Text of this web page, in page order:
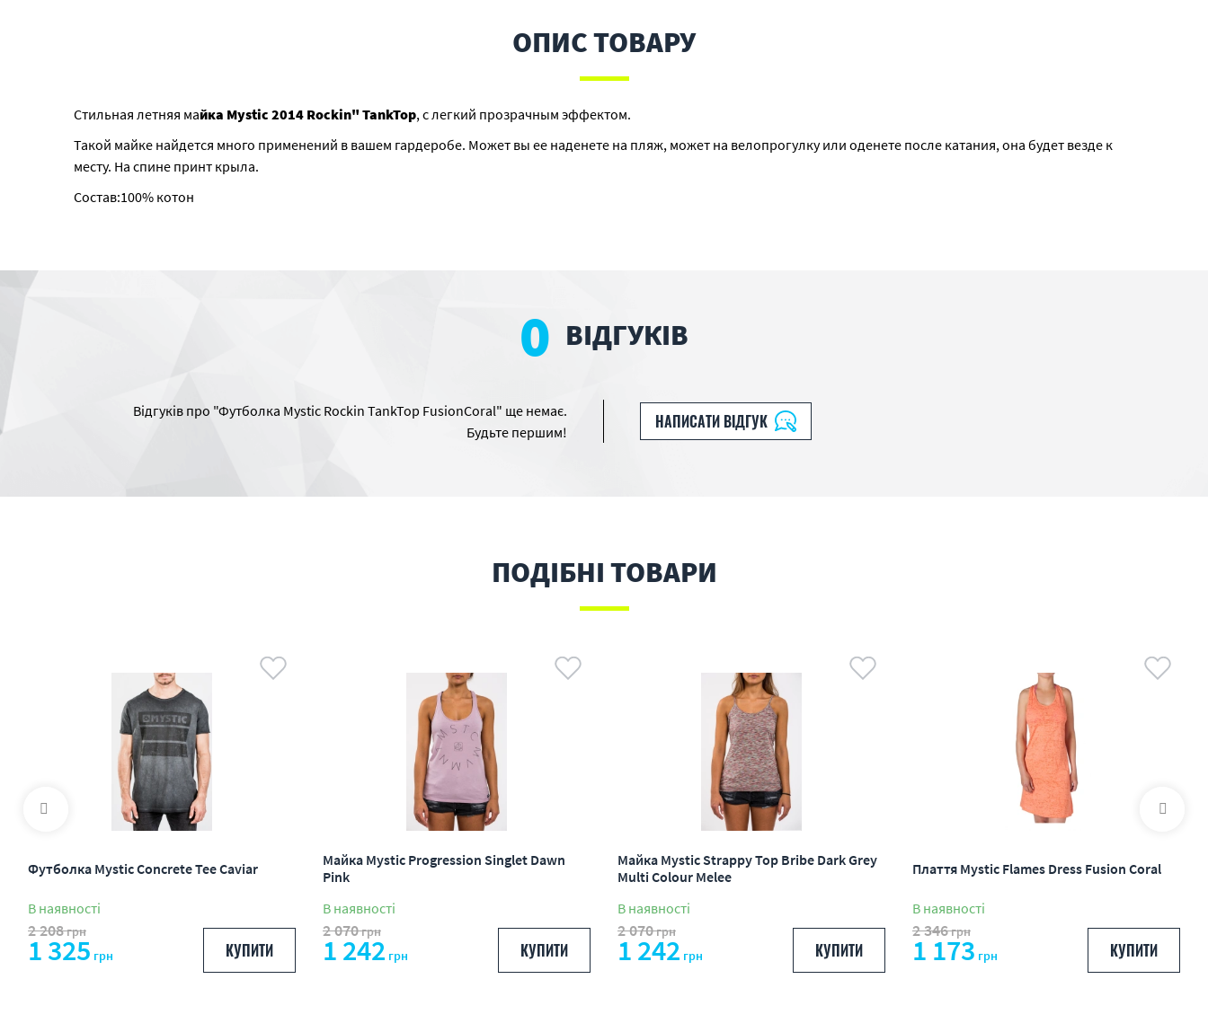
ОПИС ТОВАРУ
Стильная летняя майка Mystic 2014 Rockin" TankTop, с легкий прозрачным эффектом.
Такой майке найдется много применений в вашем гардеробе. Может вы ее наденете на пляж, может на велопрогулку или оденете после катания, она будет везде к
месту. На спине принт крыла.
Состав:100% котон
0 ВІДГУКІВ
Відгуків про "Футболка Mystic Rockin TankTop FusionCoral" ще немає.
Будьте першим!
НАПИСАТИ ВІДГУК
ПОДІБНІ ТОВАРИ
Футболка Mystic Concrete Tee Caviar
В наявності
2 208грн
1 325 грн КУПИТИ
Майка Mystic Progression Singlet Dawn
Pink
В наявності
2 070грн
1 242 грн КУПИТИ
Майка Mystic Strappy Top Bribe Dark Grey
Multi Colour Melee
В наявності
2 070грн
1 242 грн КУПИТИ
Плаття Mystic Flames Dress Fusion Coral
В наявності
2 346грн
1 173 грн КУПИТИ